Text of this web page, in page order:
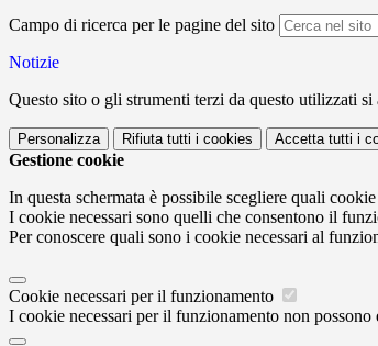
Campo di ricerca per le pagine del sito
Notizie
Questo sito o gli strumenti terzi da questo utilizzati
Personalizza Rifiuta tutti i cookies Accetta tutti i
Gestione cookie
In questa schermata è possibile scegliere quali
I cookie necessari sono quelli che consentono il
Per conoscere quali sono i cookie necessari al
Cookie necessari per il funzionamento
I cookie necessari per il funzionamento non